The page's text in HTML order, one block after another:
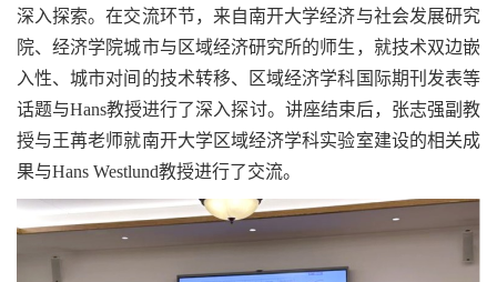
深入探索。在交流环节，来自南开大学经济与社会发展研究
院、经济学院城市与区域经济研究所的师生，就技术双边嵌
入性、城市对间的技术转移、区域经济学科国际期刊发表等
话题与Hans教授进行了深入探讨。讲座结束后，张志强副教
授与王苒老师就南开大学区域经济学科实验室建设的相关成
果与Hans Westlund教授进行了交流。